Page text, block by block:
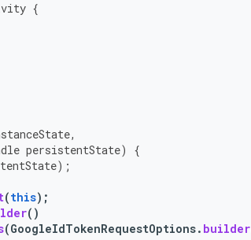
{
,
persistentState)
{
);
(this);
()
(GoogleIdTokenRequestOptions. builder